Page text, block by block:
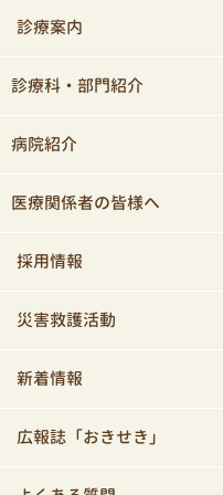
診療案内
診療科・部門紹介
病院紹介
医療関係者の皆様へ
採用情報
災害救護活動
新着情報
広報誌「おきせき」